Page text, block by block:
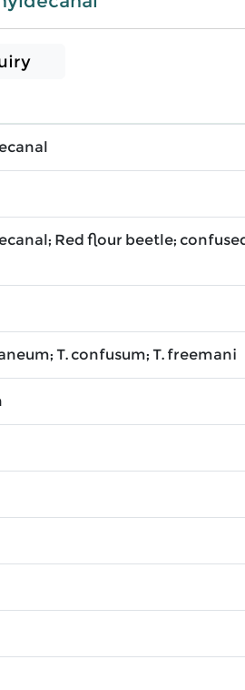
Red flour beetle;
T. confusum; T. freemani